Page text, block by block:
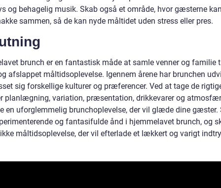
og behagelig musik. Skab også et område, hvor gæsterne
sammen, så de kan nyde måltidet uden stress eller pres.
brunch er en fantastisk måde at samle venner og familie
afslappet måltidsoplevelse. Igennem årene har brunchen
sig forskellige kulturer og præferencer. Ved at tage de
planlægning, variation, præsentation, drikkevarer og
en uforglemmelig brunchoplevelse, der vil glæde dine gæster.
og fantasifulde ånd i hjemmelavet brunch, og
måltidsoplevelse, der vil efterlade et lækkert og varigt